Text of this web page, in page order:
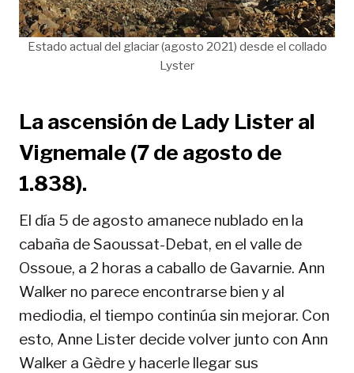
Estado actual del glaciar (agosto 2021) desde el collado
Lyster
La ascensión de Lady Lister al
Vignemale (7 de agosto de
1.838).
El día 5 de agosto amanece nublado en la
cabaña de Saoussat-Debat, en el valle de
Ossoue, a 2 horas a caballo de Gavarnie. Ann
Walker no parece encontrarse bien y al
mediodia, el tiempo continúa sin mejorar. Con
esto, Anne Lister decide volver junto con Ann
Walker a Gèdre y hacerle llegar sus